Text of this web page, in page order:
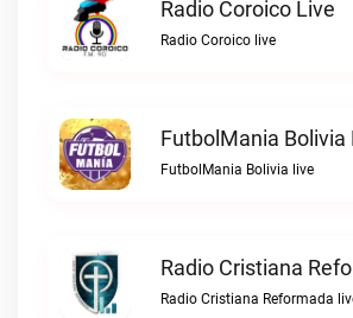
Radio Coroico Live
Radio Coroico live
FutbolMania Bolivia
FutbolMania Bolivia live
Radio Cristiana
Radio Cristiana Reformada